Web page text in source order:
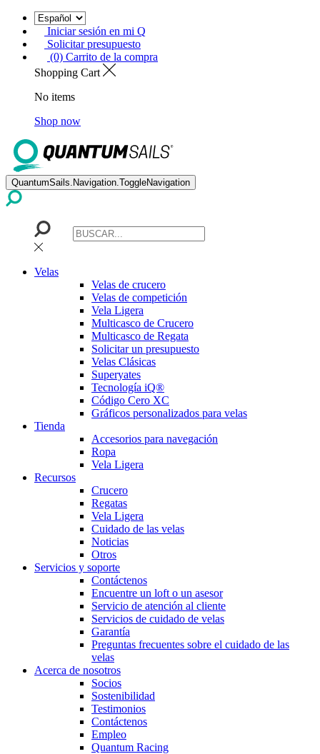
Iniciar sesión en mi Q
Solicitar presupuesto
(0) Carrito de la compra
Shopping Cart
No items
Shop now
QuantumSails.Navigation.ToggleNavigation
Velas
Velas de crucero
Velas de competición
Vela Ligera
Multicasco de Crucero
Multicasco de Regata
Solicitar un presupuesto
Velas Clásicas
Superyates
Tecnología iQ®
Código Cero XC
Gráficos personalizados para velas
Tienda
Accesorios para navegación
Ropa
Vela Ligera
Recursos
Crucero
Regatas
Vela Ligera
Cuidado de las velas
Noticias
Otros
Servicios y soporte
Contáctenos
Encuentre un loft o un asesor
Servicio de atención al cliente
Servicios de cuidado de velas
Garantía
Preguntas frecuentes sobre el cuidado de las
velas
Acerca de nosotros
Socios
Sostenibilidad
Testimonios
Contáctenos
Empleo
Quantum Racing